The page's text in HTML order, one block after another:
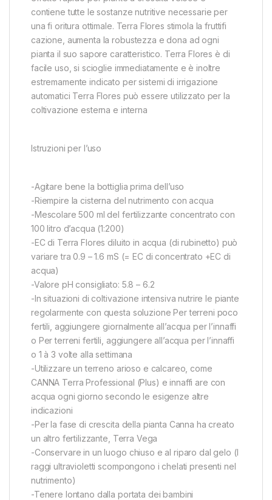
contiene tutte le sostanze nutritive necessarie per
una fi oritura ottimale. Terra Flores stimola la fruttifi
cazione, aumenta la robustezza e dona ad ogni
pianta il suo sapore caratteristico. Terra Flores è di
facile uso, si scioglie immediatamente e è inoltre
estremamente indicato per sistemi di irrigazione
automatici Terra Flores può essere utilizzato per la
coltivazione esterna e interna
Istruzioni per l’uso
-Agitare bene la bottiglia prima dell’uso
-Riempire la cisterna del nutrimento con acqua
-Mescolare 500 ml del fertilizzante concentrato con
100 litro d’acqua (1:200)
-EC di Terra Flores diluito in acqua (di rubinetto) può
variare tra 0.9 – 1.6 mS (= EC di concentrato +EC di
acqua)
-Valore pH consigliato: 5.8 – 6.2
-In situazioni di coltivazione intensiva nutrire le piante
regolarmente con questa soluzione Per terreni poco
fertili, aggiungere giornalmente all’acqua per l’innaffi
o Per terreni fertili, aggiungere all’acqua per l’innaffi
o 1 à 3 volte alla settimana
-Utilizzare un terreno arioso e calcareo, come
CANNA Terra Professional (Plus) e innaffi are con
acqua ogni giorno secondo le esigenze altre
indicazioni
-Per la fase di crescita della pianta Canna ha creato
un altro fertilizzante, Terra Vega
-Conservare in un luogo chiuso e al riparo dal gelo (I
raggi ultravioletti scompongono i chelati presenti nel
nutrimento)
-Tenere lontano dalla portata dei bambini